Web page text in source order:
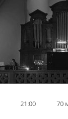
21:00 70